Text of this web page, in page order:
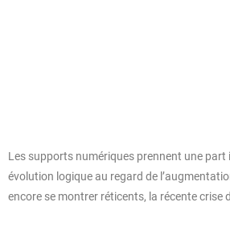
Les supports numériques prennent une
évolution logique au regard de
encore se montrer réticents, la récente crise